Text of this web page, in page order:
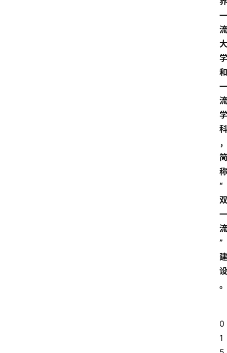
一
流
大
学
和
一
流
学
科
，
简
称
“
双
一
流
”
建
设
。
0
1